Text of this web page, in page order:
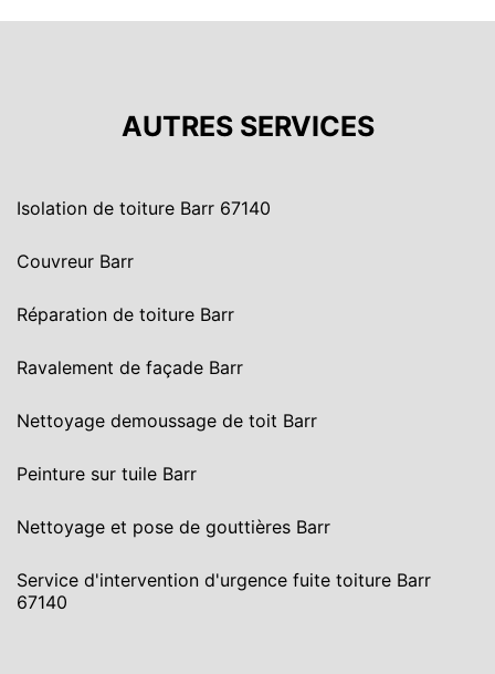
AUTRES SERVICES
Isolation de toiture Barr 67140
Couvreur Barr
Réparation de toiture Barr
Ravalement de façade Barr
Nettoyage demoussage de toit Barr
Peinture sur tuile Barr
Nettoyage et pose de gouttières Barr
Service d'intervention d'urgence fuite toiture Barr
67140